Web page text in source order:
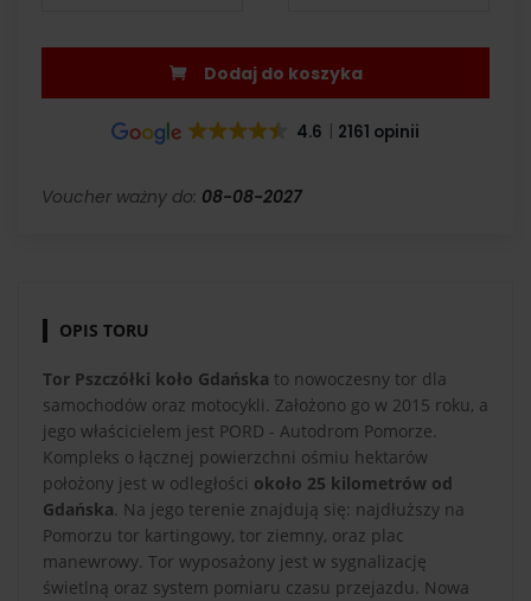
Dodaj do koszyka
4.6 2161 opinii
Voucher ważny do: 08-08-2027
OPIS TORU
Tor Pszczółki koło Gdańska to nowoczesny tor dla
samochodów oraz motocykli. Założono go w 2015 roku, a
jego właścicielem jest PORD - Autodrom Pomorze.
Kompleks o łącznej powierzchni ośmiu hektarów
położony jest w odległości około 25 kilometrów od
Gdańska. Na jego terenie znajdują się: najdłuższy na
Pomorzu tor kartingowy, tor ziemny, oraz plac
manewrowy. Tor wyposażony jest w sygnalizację
świetlną oraz system pomiaru czasu przejazdu. Nowa